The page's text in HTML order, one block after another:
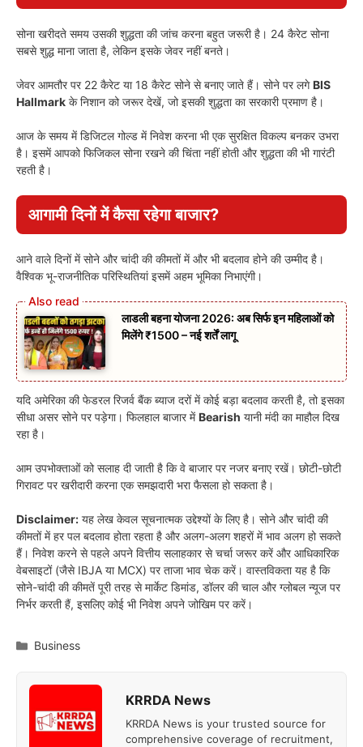
सोना खरीदते समय उसकी शुद्धता की जांच करना बहुत जरूरी है। 24 कैरेट सोना
सबसे शुद्ध माना जाता है, लेकिन इसके जेवर नहीं बनते।
जेवर आमतौर पर 22 कैरेट या 18 कैरेट सोने से बनाए जाते हैं। सोने पर लगेBIS
Hallmark के निशान को जरूर देखें, जो इसकी शुद्धता का सरकारी प्रमाण है।
आज के समय में डिजिटल गोल्ड में निवेश करना भी एक सुरक्षित विकल्प बनकर उभरा
है। इसमें आपको फिजिकल सोना रखने की चिंता नहीं होती और शुद्धता की भी गारंटी
रहती है।
आगामी दिनों में कैसा रहेगा बाजार?
आने वाले दिनों में सोने और चांदी की कीमतों में और भी बदलाव होने की उम्मीद है।
वैश्विक भू-राजनीतिक परिस्थितियां इसमें अहम भूमिका निभाएंगी।
लाडली बहना योजना 2026: अब सिर्फ इन महिलाओं को
मिलेंगे ₹1500 – नई शर्तें लागू
यदि अमेरिका की फेडरल रिजर्व बैंक ब्याज दरों में कोई बड़ा बदलाव करती है, तो इसका
सीधा असर सोने पर पड़ेगा। फिलहाल बाजार मेंBearish यानी मंदी का माहौल दिख
रहा है।
आम उपभोक्ताओं को सलाह दी जाती है कि वे बाजार पर नजर बनाए रखें। छोटी-छोटी
गिरावट पर खरीदारी करना एक समझदारी भरा फैसला हो सकता है।
Disclaimer: यह लेख केवल सूचनात्मक उद्देश्यों के लिए है। सोने और चांदी की
कीमतों में हर पल बदलाव होता रहता है और अलग-अलग शहरों में भाव अलग हो सकते
हैं। निवेश करने से पहले अपने वित्तीय सलाहकार से चर्चा जरूर करें और आधिकारिक
वेबसाइटों (जैसे IBJA या MCX) पर ताजा भाव चेक करें। वास्तविकता यह है कि
सोने-चांदी की कीमतें पूरी तरह से मार्केट डिमांड, डॉलर की चाल और ग्लोबल न्यूज पर
निर्भर करती हैं, इसलिए कोई भी निवेश अपने जोखिम पर करें।
Categories
Business
KRRDA News
KRRDA News is your trusted source for
comprehensive coverage of recruitment,